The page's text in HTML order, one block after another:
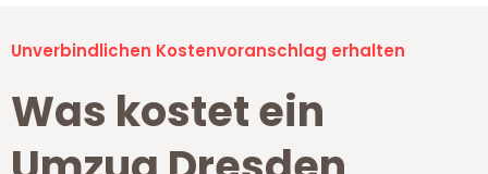
Unverbindlichen Kostenvoranschlag erhalten
Was kostet ein